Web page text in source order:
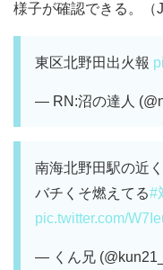
様子が確認できる。（
東区北野田出火報
— RN:沼の達人
南海北野田駅の近く
バチくそ燃えてる#
pic.twitter.com/
— くん兄